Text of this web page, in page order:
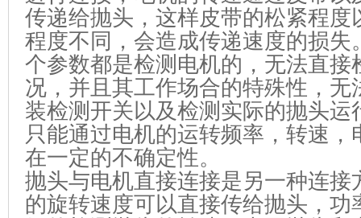
传递给抛头，这样皮带的松紧程度
程度不同，会造成传递速度的损失
个参数都是检测电机的，无法直接
况，并且其工作场合的特殊性，无
装检测开关以及检测实际的抛头运
只能通过电机的运转频率，转速，
在一定的不确定性。
抛头与电机直接连接是另一种连接
的旋转速度可以直接传给抛头，功